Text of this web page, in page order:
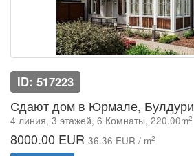
ID: 517223
Сдают дом в Юрмале, Булдури
4 линия, 3 этажей, 6 Комнаты, 220.00m2
8000.00 EUR 36.36 EUR / m2